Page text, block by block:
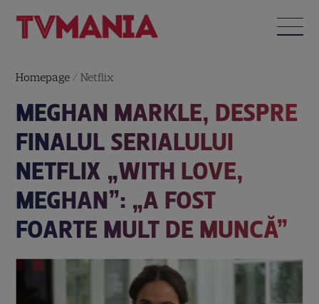
Homepage /Netflix
MEGHAN MARKLE, DESPRE
FINALUL SERIALULUI
NETFLIX „WITH LOVE,
MEGHAN”: „A FOST
FOARTE MULT DE MUNCĂ”